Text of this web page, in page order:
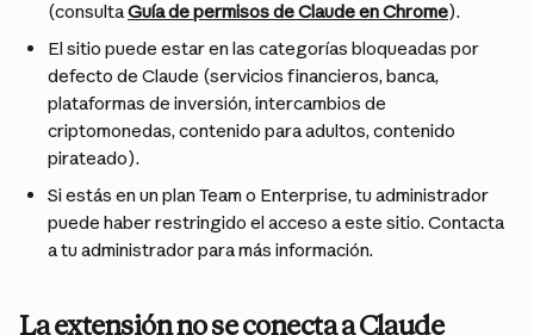
(consulta Guía de permisos de Claude en Chrome).
El sitio puede estar en las categorías bloqueadas por
defecto de Claude (servicios financieros, banca,
plataformas de inversión, intercambios de
criptomonedas, contenido para adultos, contenido
pirateado).
Si estás en un plan Team o Enterprise, tu administrador
puede haber restringido el acceso a este sitio. Contacta
a tu administrador para más información.
La extensión no se conecta a Claude